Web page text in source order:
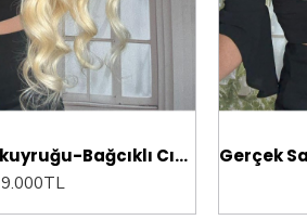
Gerçek Saç At kuyruğu-Bağcıklı Cırtcıtlı Orjinal saç
9.000TL